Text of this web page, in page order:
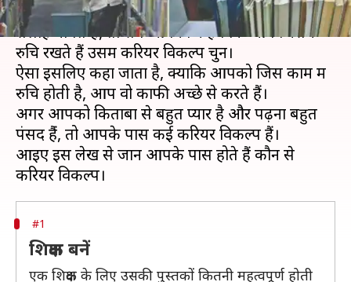
आज के समय में अगर आप किसी से करियर सबंधी
सलाह मांगते हैं, तो सब आपको कहेंगे कि आप जिसमें
रुचि रखते हैं उसमें करियर विकल्प चुनें।
ऐसा इसलिए कहा जाता है, क्योंकि आपको जिस काम में
रुचि होती है, आप वो काफी अच्छे से करते हैं।
अगर आपको किताबों से बहुत प्यार है और पढ़ना बहुत
पंसद हैंं, तो आपके पास कई करियर विकल्प हैं।
आइए इस लेख से जानें आपके पास होते हैं कौन से
#1
शिक्षक बनें
एक शिक्षक के लिए उसकी पुस्तकों कितनी महत्वपूर्ण होती